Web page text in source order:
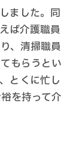
ました。同
ば介護職員
、清掃職員
もらうとい
とくに忙し
を持って介